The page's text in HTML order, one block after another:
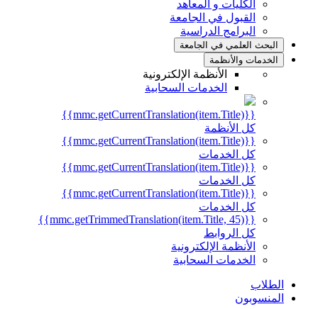
الكليات و المعاهد
القبول في الجامعة
البرامج الدراسية
البحث العلمي في الجامعة
الخدمات والأنظمة
الأنظمة الإلكترونية
الخدمات السحابية
{{mmc.getCurrentTranslation(item.Title)}}
كل الأنظمة
{{mmc.getCurrentTranslation(item.Title)}}
كل الخدمات
{{mmc.getCurrentTranslation(item.Title)}}
كل الخدمات
{{mmc.getCurrentTranslation(item.Title)}}
كل الخدمات
{{mmc.getTrimmedTranslation(item.Title, 45)}}
كل الروابط
الأنظمة الإلكترونية
الخدمات السحابية
الطلاب
المنسوبون